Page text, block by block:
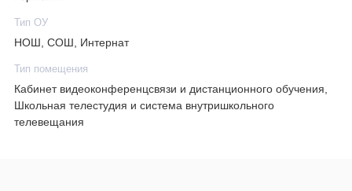
Тип ОУ
НОШ, СОШ, Интернат
Тип помещения
Кабинет видеоконференцсвязи и дистанционного обучения,
Школьная телестудия и система внутришкольного
телевещания